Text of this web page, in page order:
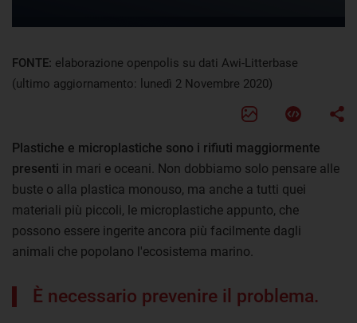
FONTE: elaborazione openpolis su dati Awi-Litterbase
(ultimo aggiornamento: lunedì 2 Novembre 2020)
Plastiche e microplastiche sono i rifiuti maggiormente
presenti in mari e oceani. Non dobbiamo solo pensare alle
buste o alla plastica monouso, ma anche a tutti quei
materiali più piccoli, le microplastiche appunto, che
possono essere ingerite ancora più facilmente dagli
animali che popolano l'ecosistema marino.
È necessario prevenire il problema.